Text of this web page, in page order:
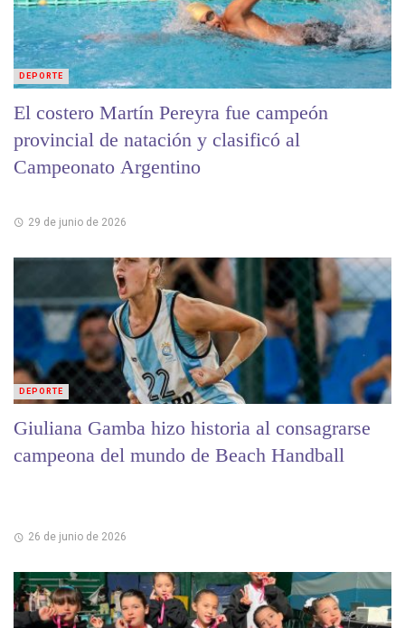
El costero Martín Pereyra fue campeón
provincial de natación y clasificó al
Campeonato Argentino
29 de junio de 2026
DEPORTE
Giuliana Gamba hizo historia al consagrarse
campeona del mundo de Beach Handball
26 de junio de 2026
DEPORTE